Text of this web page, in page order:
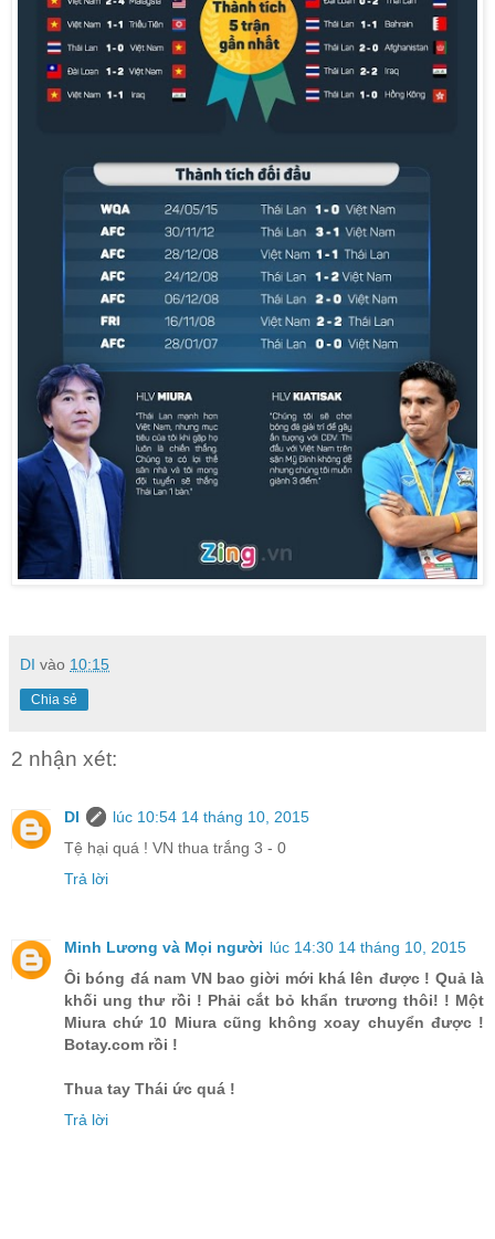
DI vào 10:15
Chia sẻ
2 nhận xét:
DI
lúc 10:54 14 tháng 10, 2015
Tệ hại quá ! VN thua trắng 3 - 0
Trả lời
Minh Lương và Mọi người lúc 14:30 14 tháng 10, 2015
Ôi bóng đá nam VN bao giời mới khá lên được ! Quả là
khối ung thư rồi ! Phải cắt bỏ khẩn trương thôi! ! Một
Miura chứ 10 Miura cũng không xoay chuyển được !
Botay.com rồi !
Thua tay Thái ức quá !
Trả lời